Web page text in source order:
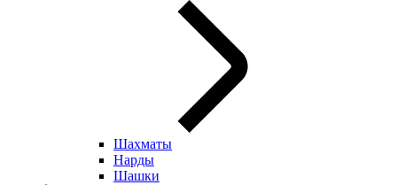
Шахматы
Нарды
Шашки